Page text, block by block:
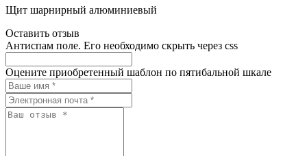
Щит шарнирный алюминиевый
Оставить отзыв
Антиспам поле. Его необходимо скрыть через css
Оцените приобретенный шаблон по пятибальной шкале